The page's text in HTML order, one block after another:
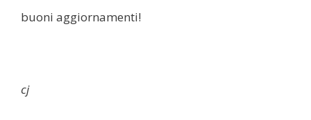
buoni aggiornamenti!
cj